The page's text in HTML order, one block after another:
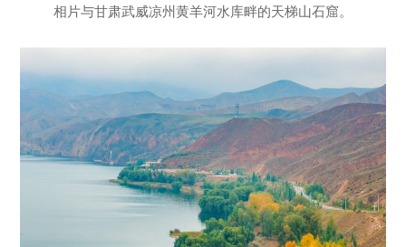
相片与甘肃武威凉州黄羊河水库畔的天梯山石窟。